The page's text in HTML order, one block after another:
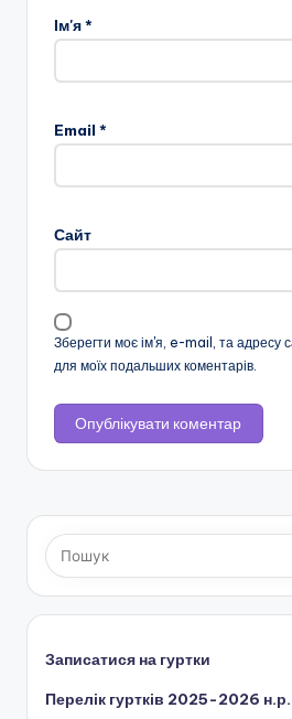
Ім'я*
Email *
Сайт
Зберегти моє ім'я, e-mail, та адресу
для моїх подальших коментарів.
Записатися на гуртки
Перелік гуртків 2025-2026 н.р.